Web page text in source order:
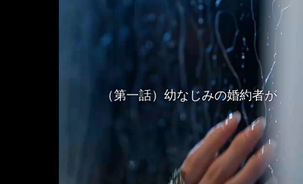
（第一話）幼なじみの婚約者が